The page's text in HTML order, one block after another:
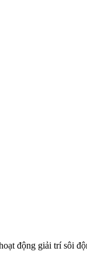
động giải trí sôi